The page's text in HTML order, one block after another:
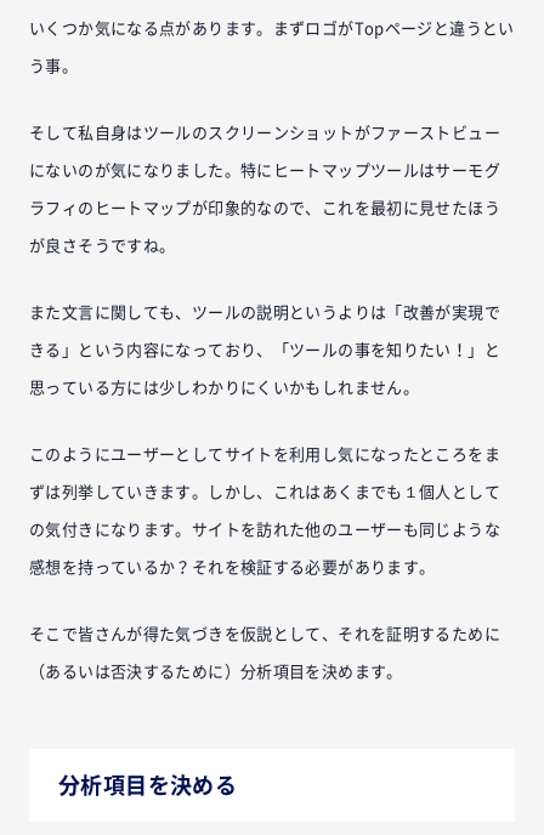
いくつか気になる点があります。まずロゴがTopページと違うとい
う事。
そして私自身はツールのスクリーンショットがファーストビュー
にないのが気になりました。特にヒートマップツールはサーモグ
ラフィのヒートマップが印象的なので、これを最初に見せたほう
が良さそうですね。
また文言に関しても、ツールの説明というよりは「改善が実現で
きる」という内容になっており、「ツールの事を知りたい！」と
思っている方には少しわかりにくいかもしれません。
このようにユーザーとしてサイトを利用し気になったところをま
ずは列挙していきます。しかし、これはあくまでも１個人として
の気付きになります。サイトを訪れた他のユーザーも同じような
感想を持っているか？それを検証する必要があります。
そこで皆さんが得た気づきを仮説として、それを証明するために
（あるいは否決するために）分析項目を決めます。
分析項目を決める